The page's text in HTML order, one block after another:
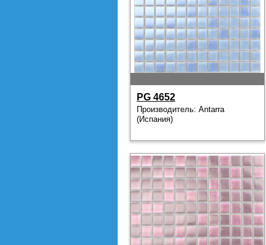
PG 4652
Производитель: Antarra
(Испания)